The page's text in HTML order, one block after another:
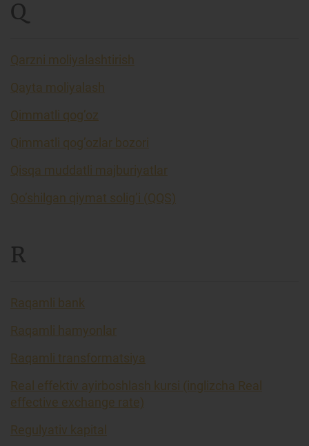
Q
Qarzni moliyalashtirish
Qayta moliyalash
Qimmatli qog’oz
Qimmatli qog’ozlar bozori
Qisqa muddatli majburiyatlar
Qo’shilgan qiymat solig’i (QQS)
R
Raqamli bank
Raqamli hamyonlar
Raqamli transformatsiya
Real effektiv ayirboshlash kursi (inglizcha Real
effective exchange rate)
Regulyativ kapital